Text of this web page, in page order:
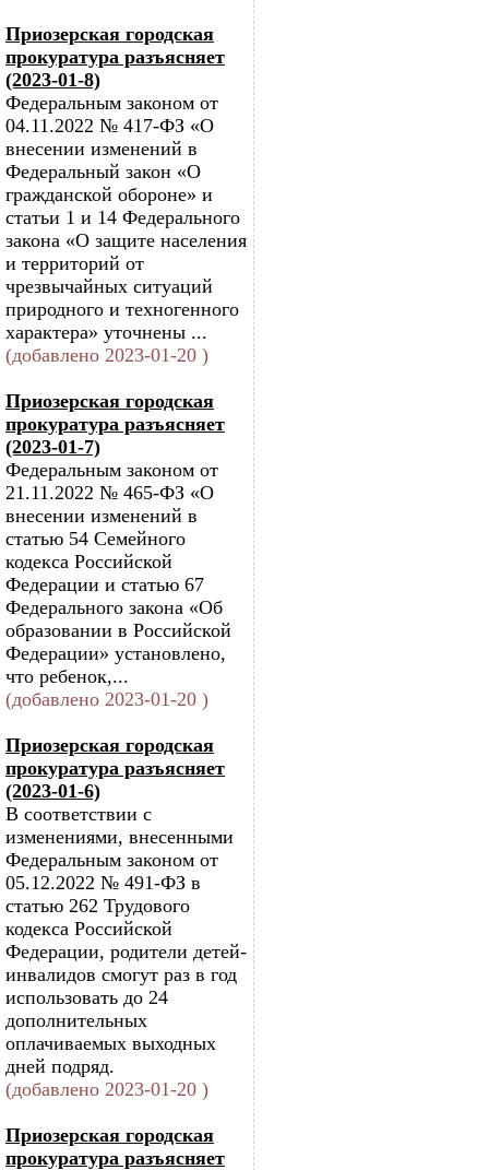
Приозерская городская
прокуратура разъясняет
(2023-01-8)
Федеральным законом от
04.11.2022 № 417-ФЗ «О
внесении изменений в
Федеральный закон «О
гражданской обороне» и
статьи 1 и 14 Федерального
закона «О защите населения
и территорий от
чрезвычайных ситуаций
природного и техногенного
характера» уточнены ...
(добавлено 2023-01-20 )
Приозерская городская
прокуратура разъясняет
(2023-01-7)
Федеральным законом от
21.11.2022 № 465-ФЗ «О
внесении изменений в
статью 54 Семейного
кодекса Российской
Федерации и статью 67
Федерального закона «Об
образовании в Российской
Федерации» установлено,
что ребенок,...
(добавлено 2023-01-20 )
Приозерская городская
прокуратура разъясняет
(2023-01-6)
В соответствии с
изменениями, внесенными
Федеральным законом от
05.12.2022 № 491-ФЗ в
статью 262 Трудового
кодекса Российской
Федерации, родители детей-
инвалидов смогут раз в год
использовать до 24
дополнительных
оплачиваемых выходных
дней подряд.
(добавлено 2023-01-20 )
Приозерская городская
прокуратура разъясняет